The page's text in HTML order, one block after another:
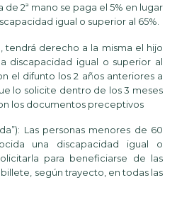
de 2ª mano se paga el 5% en lugar
igual o superior al 65%.
tendrá derecho a la misma el hijo
discapacidad igual o superior al
el difunto los 2 años anteriores a
lo solicite dentro de los 3 meses
los documentos preceptivos
Las personas menores de 60
una discapacidad igual o
para beneficiarse de las
según trayecto, en todas las